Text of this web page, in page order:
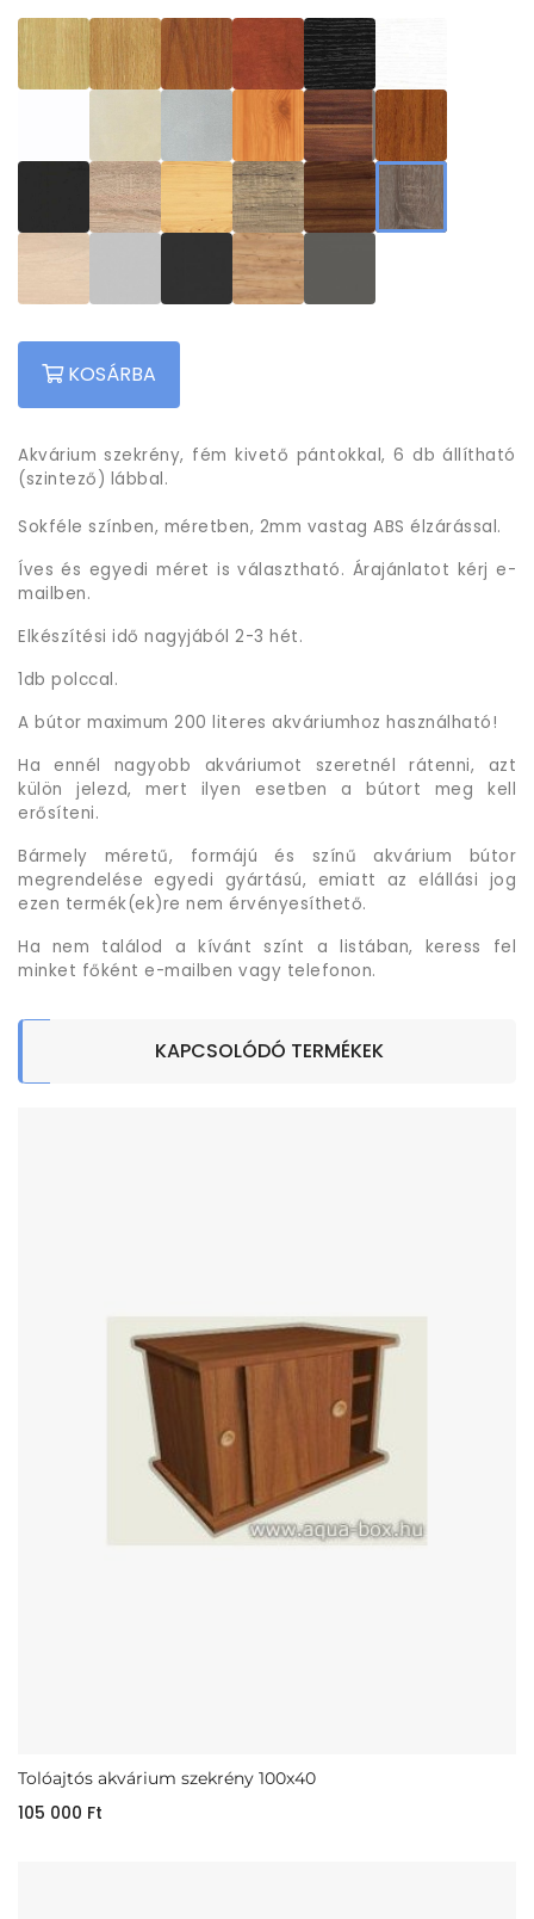
KOSÁRBA
Akvárium szekrény, fém kivető pántokkal, 6 db állítható
(szintező) lábbal.
Sokféle színben, méretben, 2mm vastag ABS élzárással.
Íves és egyedi méret is választható. Árajánlatot kérj e-
mailben.
Elkészítési idő nagyjából 2-3 hét.
1db polccal.
A bútor maximum 200 literes akváriumhoz használható!
Ha ennél nagyobb akváriumot szeretnél rátenni, azt
külön jelezd, mert ilyen esetben a bútort meg kell
erősíteni.
Bármely méretű, formájú és színű akvárium bútor
megrendelése egyedi gyártású, emiatt az elállási jog
ezen termék(ek)re nem érvényesíthető.
Ha nem találod a kívánt színt a listában, keress fel
minket főként e-mailben vagy telefonon.
KAPCSOLÓDÓ TERMÉKEK
Tolóajtós akvárium szekrény 100x40
105 000 Ft